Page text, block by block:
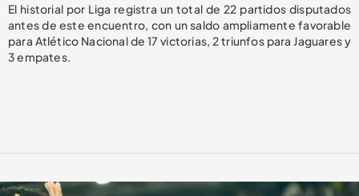
El historial por Liga registra un total de 22 partidos disputados
antes de este encuentro, con un saldo ampliamente favorable
para Atlético Nacional de 17 victorias, 2 triunfos para Jaguares y
3 empates.